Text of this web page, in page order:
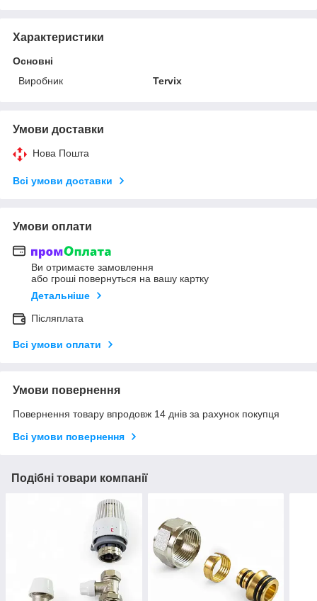
Характеристики
Основні
Виробник
Tervix
Умови доставки
Нова Пошта
Всі умови доставки
Умови оплати
Ви отримаєте замовлення
або гроші повернуться на вашу картку
Детальніше
Післяплата
Всі умови оплати
Умови повернення
Повернення товару впродовж 14 днів за рахунок покупця
Всі умови повернення
Подібні товари компанії